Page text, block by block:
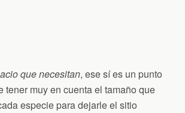
que necesitan, ese sí es un punto
tener muy en cuenta el tamaño que
especie para dejarle el sitio